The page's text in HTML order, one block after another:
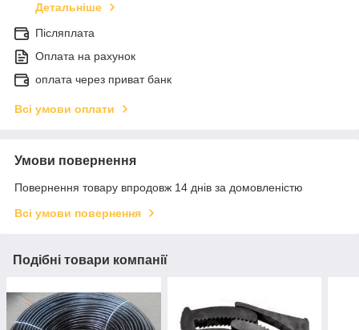
Детальніше
Післяплата
Оплата на рахунок
оплата через приват банк
Всі умови оплати
Умови повернення
Повернення товару впродовж 14 днів за домовленістю
Всі умови повернення
Подібні товари компанії